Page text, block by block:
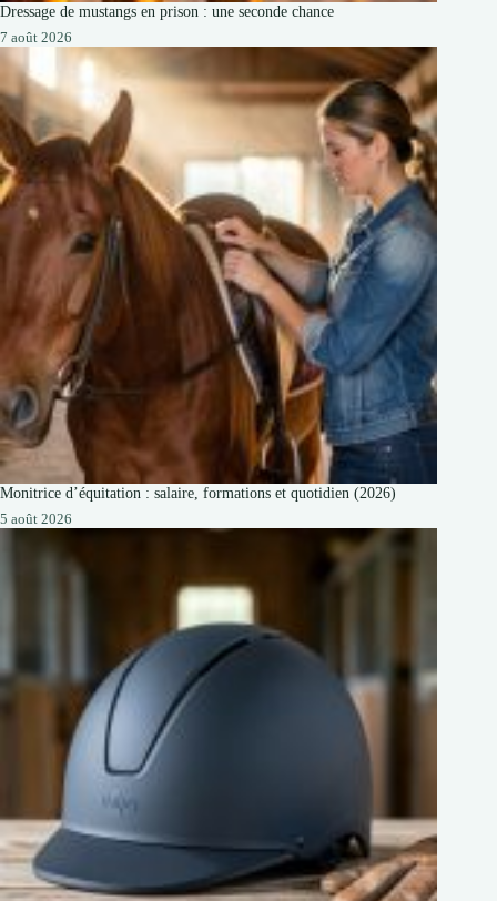
Dressage de mustangs en prison : une seconde chance
7 août 2026
Monitrice d’équitation : salaire, formations et quotidien (2026)
5 août 2026